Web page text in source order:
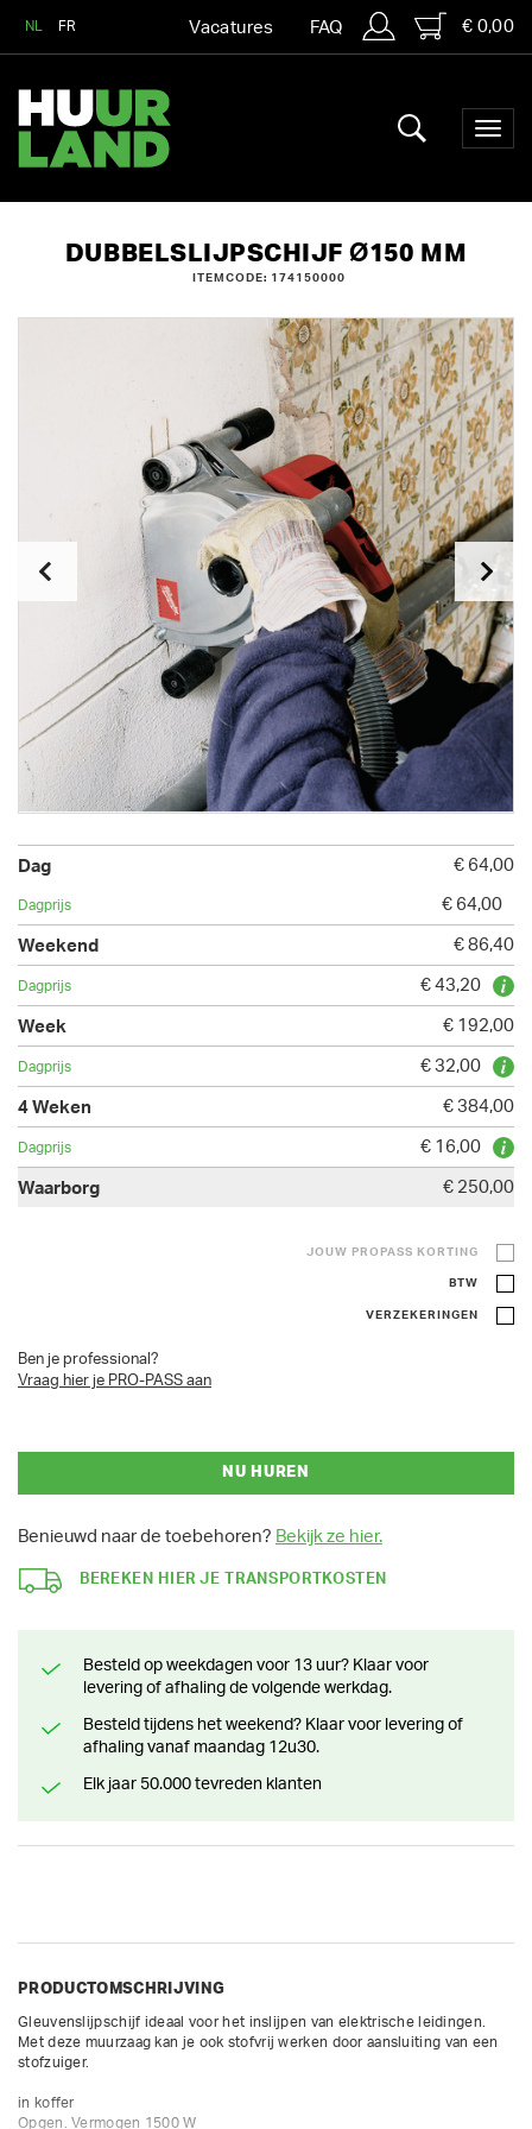
NL FR Vacatures FAQ € 0,00
DUBBELSLIJPSCHIJF Ø150 MM
ITEMCODE: 174150000
€ 64,00
€ 64,00
€ 86,40
€ 43,20
€ 192,00
€ 32,00
€ 384,00
€ 16,00
€ 250,00
JOUW PROPASS KORTING
BTW
VERZEKERINGEN
Ben je professional?
Vraag hier je PRO-PASS aan
NU HUREN
Benieuwd naar de toebehoren? Bekijk ze hier.
BEREKEN HIER JE TRANSPORTKOSTEN
Besteld op weekdagen voor 13 uur? Klaar voor
levering of afhaling de volgende werkdag.
Besteld tijdens het weekend? Klaar voor levering of
afhaling vanaf maandag 12u30.
Elk jaar 50.000 tevreden klanten
PRODUCTOMSCHRIJVING
Gleuvenslijpschijf ideaal voor het inslijpen van elektrische leidingen.
Met deze muurzaag kan je ook stofvrij werken door aansluiting van een
stofzuiger.
in koffer
Opgen. Vermogen 1500 W